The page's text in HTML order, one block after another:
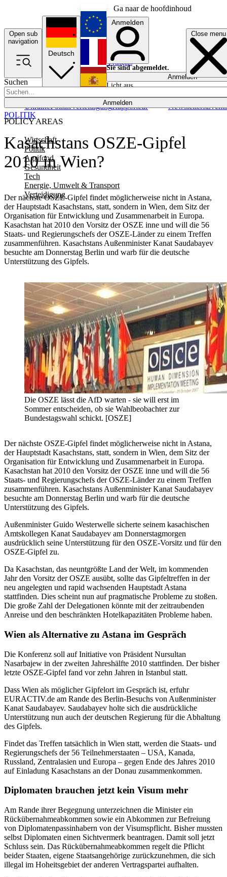
Ga naar de hoofdinhoud
Open sub
navigation
Close menu
Suchen
Anmelden
POLICY AREAS
Wirtschaft
Politik
Agrifood
Gesundheit
Tech
Energie, Umwelt & Transport
Verteidigung
UkrainePolitikVerteidigungRapporteur NewslettersEvents
Deutsch
English
Français
Anmelden
Sie sind abgemeldet.
Anmelden
Licht aus
Kasachstans OSZE-Gipfel
2010 in Wien?
Der nächste OSZE-Gipfel findet möglicherweise nicht in Astana,
der Hauptstadt Kasachstans, statt, sondern in Wien, dem Sitz der
Organisation für Entwicklung und Zusammenarbeit in Europa.
Kasachstan hat 2010 den Vorsitz der OSZE inne und will die 56
Staats- und Regierungschefs der OSZE-Länder zu einem Treffen
zusammenführen. Kasachstans Außenminister Kanat Saudabayev
besuchte am Donnerstag Berlin und warb für die deutsche
Unterstützung des Gipfels.
POLITIK
Die OSZE lässt die AfD warten - sie will erst im
Sommer entscheiden, ob sie Wahlbeobachter zur
Bundestagswahl schickt. [OSZE]
Der nächste OSZE-Gipfel findet möglicherweise nicht in Astana,
der Hauptstadt Kasachstans, statt, sondern in Wien, dem Sitz der
Organisation für Entwicklung und Zusammenarbeit in Europa.
Kasachstan hat 2010 den Vorsitz der OSZE inne und will die 56
Staats- und Regierungschefs der OSZE-Länder zu einem Treffen
zusammenführen. Kasachstans Außenminister Kanat Saudabayev
besuchte am Donnerstag Berlin und warb für die deutsche
Unterstützung des Gipfels.
Außenminister Guido Westerwelle sicherte seinem kasachischen
Amtskollegen Kanat Saudabayev am Donnerstagmorgen
ausdrücklich seine Unterstützung für den OSZE-Vorsitz und für den
OSZE-Gipfel zu.
Da Kasachstan, das neuntgrößte Land der Welt, im kommenden
Jahr den Vorsitz der OSZE ausübt, sollte das Gipfeltreffen in der
neu angelegten und rapid wachsenden Hauptstadt Astana
stattfinden. Dies scheint nun auf pragmatische Probleme zu stoßen.
Die große Zahl der Delegationen könnte mit der zeitraubenden
Anreise und den beschränkten Hotelkapazitäten Probleme haben.
Wien als Alternative zu Astana im Gespräch
Die Konferenz soll auf Initiative von Präsident Nursultan
Nasarbajew in der zweiten Jahreshälfte 2010 stattfinden. Der bisher
letzte OSZE-Gipfel fand vor zehn Jahren in Istanbul statt.
Dass Wien als möglicher Gipfelort im Gespräch ist, erfuhr
EURACTIV.de am Rande des Berlin-Besuchs von Außenminister
Kanat Saudabayev. Saudabayev holte sich die ausdrückliche
Unterstützung nun auch der deutschen Regierung für die Abhaltung
des Gipfels.
Findet das Treffen tatsächlich in Wien statt, werden die Staats- und
Regierungschefs der 56 Teilnehmerstaaten – USA, Kanada,
Russland, Zentralasien und Europa – gegen Ende des Jahres 2010
auf Einladung Kasachstans an der Donau zusammenkommen.
Diplomaten brauchen jetzt kein Visum mehr
Am Rande ihrer Begegnung unterzeichnen die Minister ein
Rückübernahmeabkommen sowie ein Abkommen zur Befreiung
von Diplomatenpassinhabern von der Visumspflicht. Bisher mussten
selbst Diplomaten einen Sichtvermerk beantragen. Damit soll jetzt
Schluss sein. Das Rückübernahmeabkommen regelt die Pflicht
beider Staaten, eigene Staatsangehörige zurückzunehmen, die sich
illegal im Hoheitsgebiet der anderen Vertragspartei aufhalten.